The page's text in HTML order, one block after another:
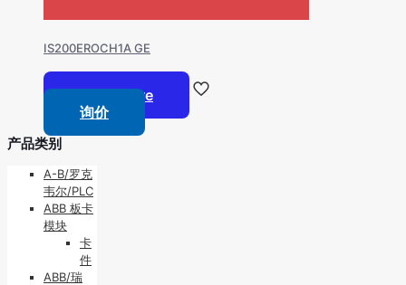
IS200EROCH1A GE
Read more
询价
产品类别
A-B/罗克
韦尔/PLC
ABB 板卡
模块
卡
件
ABB/瑞